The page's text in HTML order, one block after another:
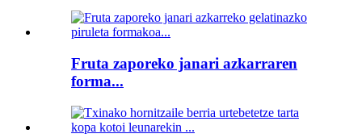
Fruta zaporeko janari azkarraren
forma...